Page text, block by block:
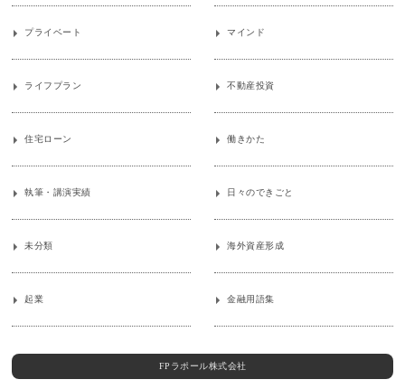
プライベート マインド
ライフプラン 不動産投資
住宅ローン 働きかた
執筆・講演実績 日々のできごと
未分類 海外資産形成
起業 金融用語集
FPラポール株式会社